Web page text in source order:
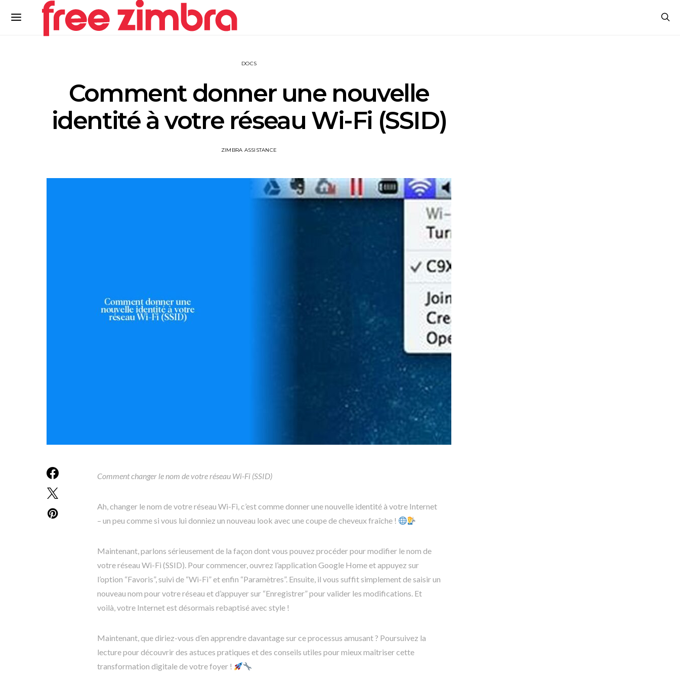
DOCS
Comment donner une nouvelle
identité à votre réseau Wi-Fi (SSID)
ZIMBRA ASSISTANCE
Comment changer le nom de votre réseau Wi-Fi (SSID)
Ah, changer le nom de votre réseau Wi-Fi, c’est comme donner une nouvelle identité à votre Internet
– un peu comme si vous lui donniez un nouveau look avec une coupe de cheveux fraîche !
Maintenant, parlons sérieusement de la façon dont vous pouvez procéder pour modifier le nom de
votre réseau Wi-Fi (SSID). Pour commencer, ouvrez l’application Google Home et appuyez sur
l’option “Favoris”, suivi de “Wi-Fi” et enfin “Paramètres”. Ensuite, il vous suffit simplement de saisir un
nouveau nom pour votre réseau et d’appuyer sur “Enregistrer” pour valider les modifications. Et
voilà, votre Internet est désormais rebaptisé avec style !
Maintenant, que diriez-vous d’en apprendre davantage sur ce processus amusant ? Poursuivez la
lecture pour découvrir des astuces pratiques et des conseils utiles pour mieux maîtriser cette
transformation digitale de votre foyer !